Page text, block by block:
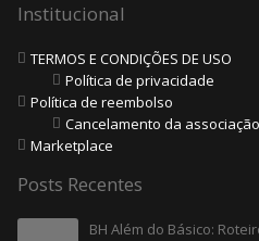
Institucional
TERMOS E CONDIÇÕES DE USO
Política de privacidade
Política de reembolso
Cancelamento da associação
Marketplace
Posts Recentes
BH Além do Básico: